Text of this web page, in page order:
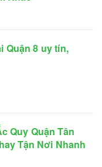
Quận 8 uy tín,
Quy Quận Tân
Tận Nơi Nhanh